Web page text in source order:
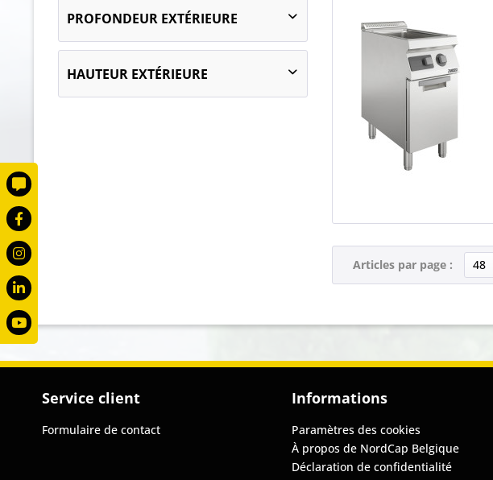
800
PROFONDEUR EXTÉRIEURE
HAUTEUR EXTÉRIEURE
Articles par page :
Service client
Formulaire de contact
Informations
Paramètres des cookies
À propos de NordCap Belgique
Déclaration de confidentialité